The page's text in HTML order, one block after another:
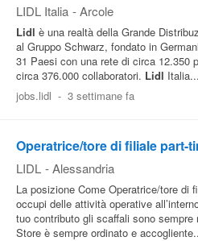
LIDL Italia - Arcole
Lidl è una realtà della Grande
al Gruppo Schwarz, fondato in
31 Paesi con una rete di circa 12.350
circa 376.000 collaboratori. Lidl Italia...
jobs.lidl - 3 settimane fa
Operatrice/tore di filiale part-
LIDL - Alessandria
La posizione Come Operatrice/tore di
occupi delle attività operative
tuo contributo gli scaffali sono
Store è sempre ordinato e